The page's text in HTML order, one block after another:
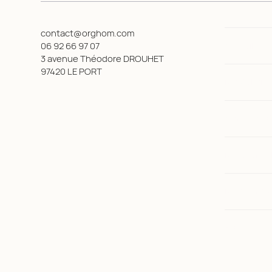
contact@orghom.com
06 92 66 97 07
3 avenue Théodore DROUHET
97420 LE PORT